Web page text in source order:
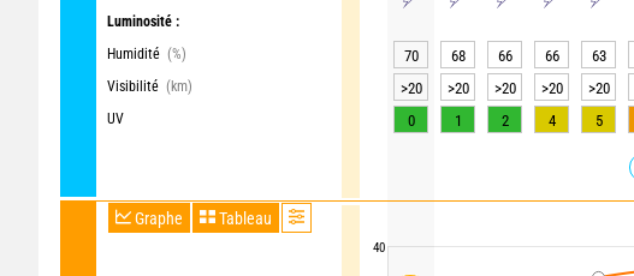
Luminosité :
Humidité (%)
Visibilité (km)
UV
Graphe Tableau
40
70 68 66 66 63
>20
>20 >20 >20 >20
0
1 2 4 5